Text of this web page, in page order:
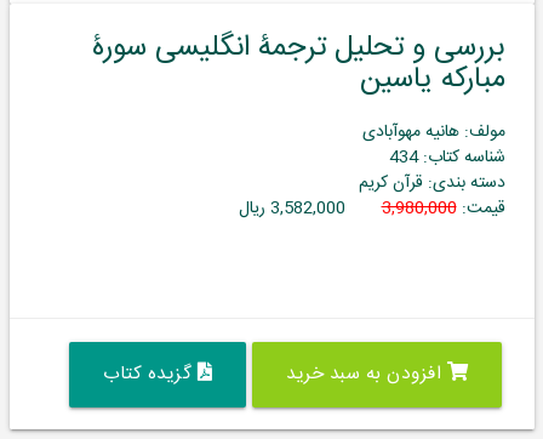
بررسی و تحلیل ترجمۀ انگلیسی سورۀ
مبارکه یاسین
مولف: هانیه مهوآبادی
شناسه کتاب: 434
دسته بندی: قرآن کریم
قیمت:3,980,000 3,582,000 ریال
افزودن به سبد خرید گزیده کتاب